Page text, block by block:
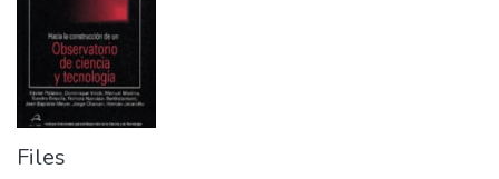
Files